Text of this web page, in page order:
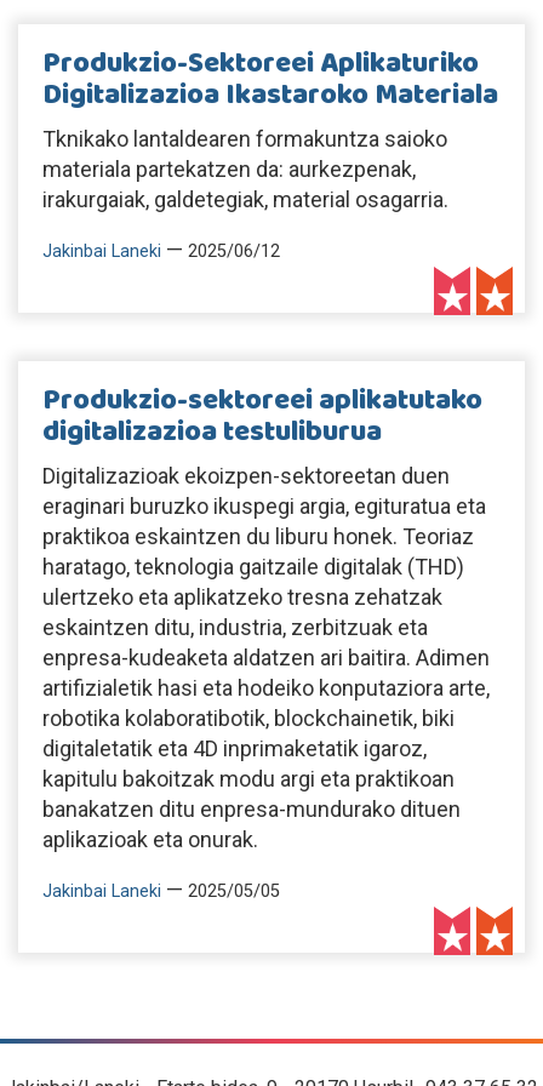
Produkzio-Sektoreei Aplikaturiko
Digitalizazioa Ikastaroko Materiala
Tknikako lantaldearen formakuntza saioko
materiala partekatzen da: aurkezpenak,
irakurgaiak, galdetegiak, material osagarria.
Jakinbai Laneki — 2025/06/12
Produkzio-sektoreei aplikatutako
digitalizazioa testuliburua
Digitalizazioak ekoizpen-sektoreetan duen
eraginari buruzko ikuspegi argia, egituratua eta
praktikoa eskaintzen du liburu honek. Teoriaz
haratago, teknologia gaitzaile digitalak (THD)
ulertzeko eta aplikatzeko tresna zehatzak
eskaintzen ditu, industria, zerbitzuak eta
enpresa-kudeaketa aldatzen ari baitira. Adimen
artifizialetik hasi eta hodeiko konputaziora arte,
robotika kolaboratibotik, blockchainetik, biki
digitaletatik eta 4D inprimaketatik igaroz,
kapitulu bakoitzak modu argi eta praktikoan
banakatzen ditu enpresa-mundurako dituen
aplikazioak eta onurak.
Jakinbai Laneki — 2025/05/05